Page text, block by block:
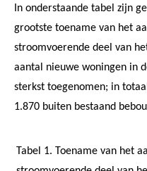
In onderstaande tabel zijn
grootste toename van het
stroomvoerende deel van
aantal nieuwe woningen in
sterkst toegenomen; in
1.870 buiten bestaand
Tabel 1. Toename van het